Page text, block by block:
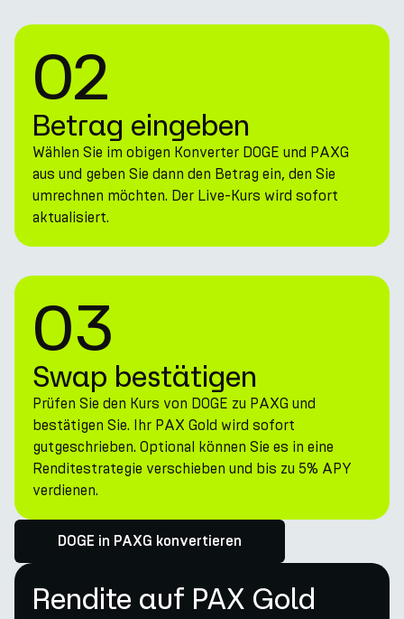
02
Betrag eingeben
Wählen Sie im obigen Konverter DOGE und PAXG
aus und geben Sie dann den Betrag ein, den Sie
umrechnen möchten. Der Live-Kurs wird sofort
aktualisiert.
03
Swap bestätigen
Prüfen Sie den Kurs von DOGE zu PAXG und
bestätigen Sie. Ihr PAX Gold wird sofort
gutgeschrieben. Optional können Sie es in eine
Renditestrategie verschieben und bis zu 5% APY
verdienen.
DOGE in PAXG konvertieren
Rendite auf PAX Gold